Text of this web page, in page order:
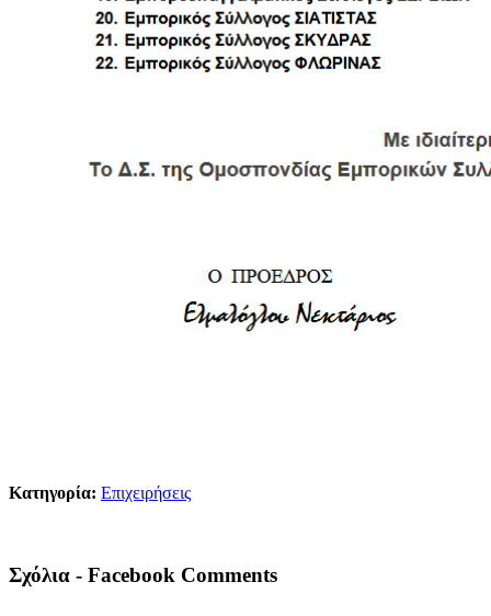
Κατηγορία: Eπιχειρήσεις
Σχόλια - Facebook Comments